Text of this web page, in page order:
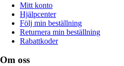
Mitt konto
Hjälpcenter
Följ min beställning
Returnera min beställning
Rabattkoder
Om oss